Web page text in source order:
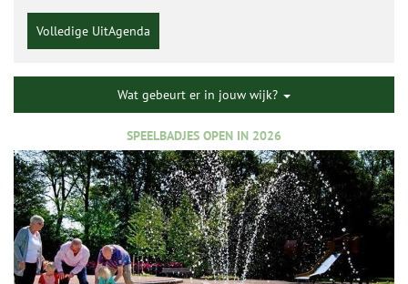
Volledige UitAgenda
Wat gebeurt er in jouw wijk?
SPEELBADJES OPEN IN 2026